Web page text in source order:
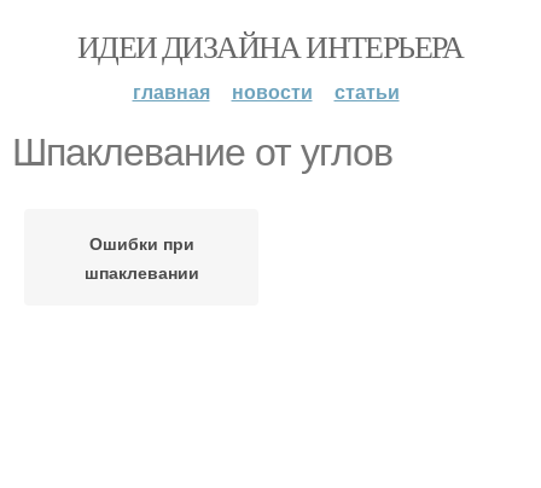
ИДЕИ ДИЗАЙНА ИНТЕРЬЕРА
главная новости статьи
Шпаклевание от углов
Ошибки при
шпаклевании